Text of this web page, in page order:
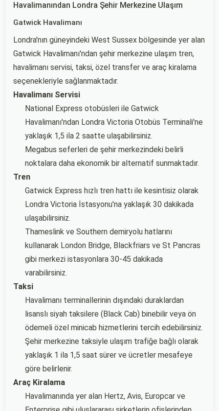
Havalimanından Londra Şehir Merkezine Ulaşım
Gatwick Havalimanı
Londra'nın güneyindeki West Sussex bölgesinde yer alan
Gatwick Havalimanı'ndan şehir merkezine ulaşım tren,
havalimanı servisi, taksi, özel transfer ve araç kiralama
seçenekleriyle sağlanmaktadır.
Havalimanı Servisi
National Express otobüsleri ile Gatwick
Havalimanı'ndan Londra Victoria Otobüs Terminali'ne
yaklaşık 1,5 ila 2 saatte ulaşabilirsiniz.
Megabus seferleri de şehir merkezindeki belirli
noktalara daha ekonomik bir alternatif sunmaktadır.
Tren
Gatwick Express hızlı tren hattı ile kesintisiz olarak
Londra Victoria İstasyonu'na yaklaşık 30 dakikada
ulaşabilirsiniz.
Thameslink ve Southern demiryolu hatlarını
kullanarak London Bridge, Blackfriars ve St Pancras
gibi merkezi istasyonlara 30-45 dakikada
varabilirsiniz.
Taksi
Havalimanı terminallerinin dışındaki duraklardan
lisanslı siyah taksilere (Black Cab) binebilir veya ön
ödemeli özel minicab hizmetlerini tercih edebilirsiniz.
Şehir merkezine taksiyle ulaşım trafiğe bağlı olarak
yaklaşık 1 ila 1,5 saat sürer ve ücretler mesafeye
göre belirlenir.
Araç Kiralama
Havalimanında yer alan Hertz, Avis, Europcar ve